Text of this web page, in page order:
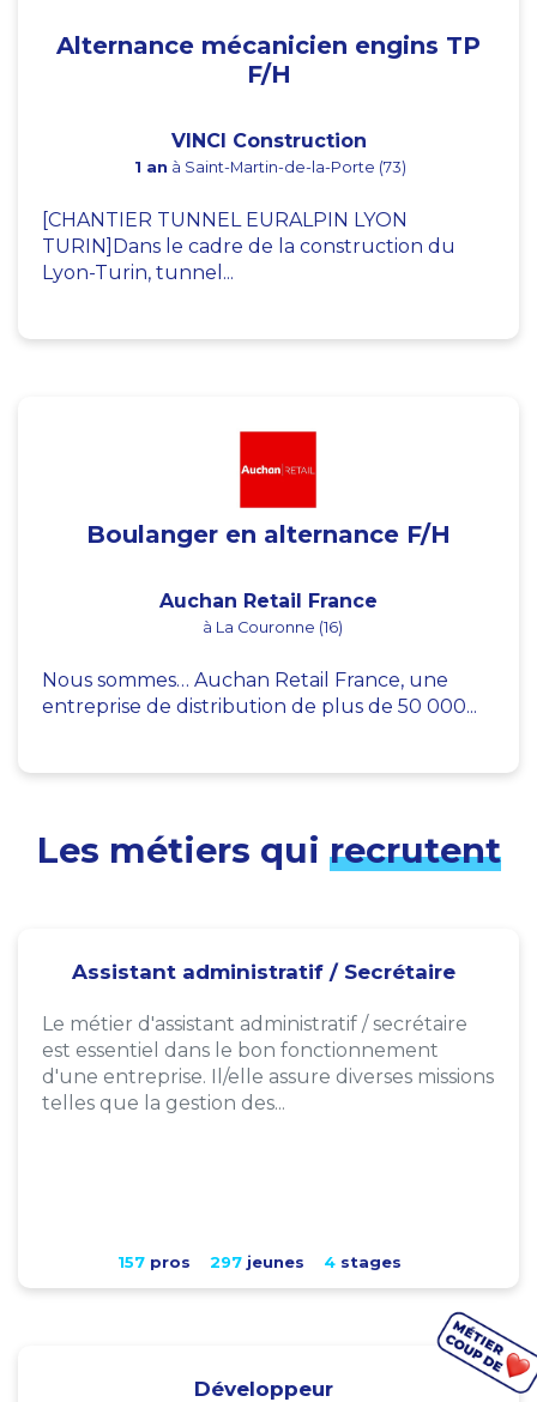
Alternance mécanicien engins TP
F/H
VINCI Construction
1 an à Saint-Martin-de-la-Porte (73)
[CHANTIER TUNNEL EURALPIN LYON
TURIN]Dans le cadre de la construction du
Lyon-Turin, tunnel...
Boulanger en alternance F/H
Auchan Retail France
à La Couronne (16)
Nous sommes… Auchan Retail France, une
entreprise de distribution de plus de 50 000...
Les métiers qui recrutent
Assistant administratif / Secrétaire
Le métier d'assistant administratif / secrétaire
est essentiel dans le bon fonctionnement
d'une entreprise. Il/elle assure diverses missions
telles que la gestion des...
157pros 297jeunes 4stages
Développeur